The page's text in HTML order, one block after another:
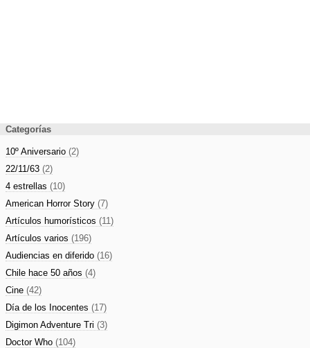
Categorías
10º Aniversario (2)
22/11/63 (2)
4 estrellas (10)
American Horror Story (7)
Artículos humorísticos (11)
Artículos varios (196)
Audiencias en diferido (16)
Chile hace 50 años (4)
Cine (42)
Día de los Inocentes (17)
Digimon Adventure Tri (3)
Doctor Who (104)